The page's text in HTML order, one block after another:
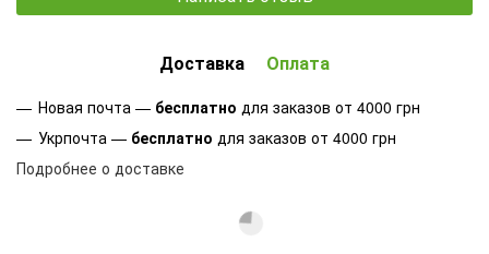
Доставка Оплата
Новая почта — бесплатно для заказов от 4000 грн
Укрпочта — бесплатно для заказов от 4000 грн
Подробнее о доставке